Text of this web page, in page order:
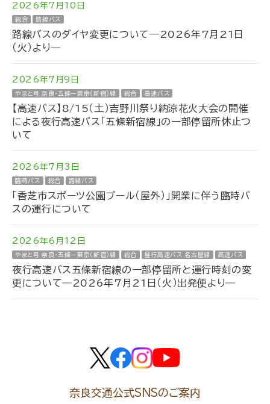
2026年7月10日
総合 路線バス
路線バスのダイヤ変更について―2026年7月21日
（火）より―
2026年7月9日
やまと号 奈良・五條ー東京（新宿）線 総合 高速バス
【高速バス】8/15（土）吉野川祭り納涼花火大会の開催
による夜行高速バス「五條新宿線」の一部停留所休止つ
いて
2026年7月3日
臨時バス 総合 路線バス
「香芝市スポーツ公園プール（屋外）」開業に伴う臨時バ
スの運行について
2026年6月12日
やまと号 奈良・五條ー東京（新宿）線 総合 昼行高速バス 名古屋線 高速バス
夜行高速バス五條新宿線の一部停留所と運行時刻の変
更について―2026年7月21日（火）出発便より―
奈良交通公式SNSのご案内